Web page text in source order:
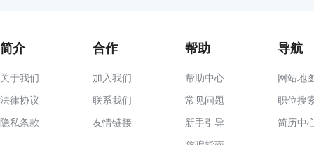
简介
关于我们
法律协议
隐私条款
合作
加入我们
联系我们
友情链接
帮助
帮助中心
常见问题
新手引导
导航
网站地
职位搜
简历中